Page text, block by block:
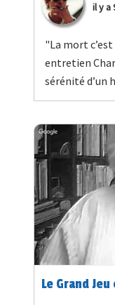
il y a
"La mort
entretien
sérénité d’un
Le Grand